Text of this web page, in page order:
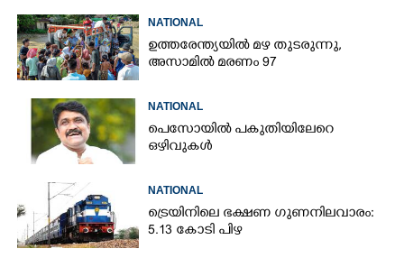
NATIONAL
ഉത്തരേന്ത്യയിൽ മഴ തുടരുന്നു,​
അസാമിൽ മരണം 97
NATIONAL
പെസോയിൽ പകുതിയിലേറെ
ഒഴിവുകൾ
NATIONAL
ട്രെയിനിലെ ഭക്ഷണ ഗുണനിലവാരം:
5.13 കോടി പിഴ